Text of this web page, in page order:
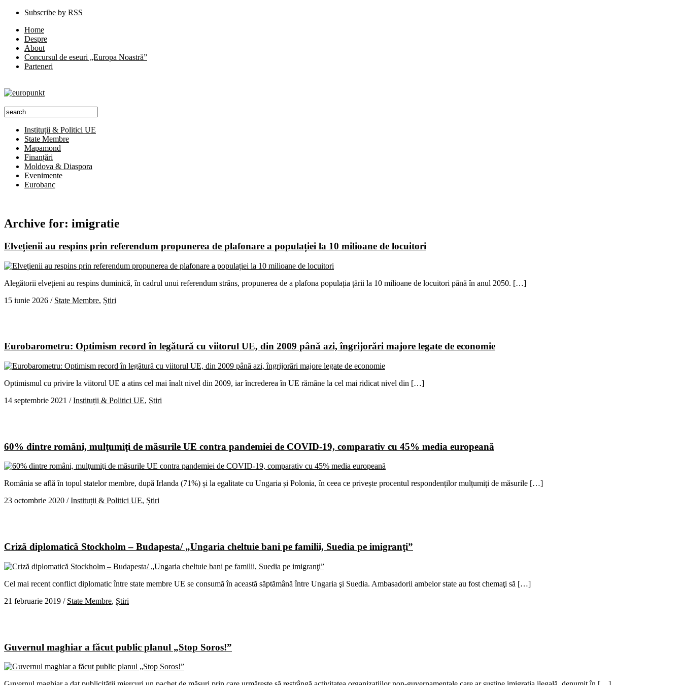
Subscribe by RSS
Home
Despre
About
Concursul de eseuri „Europa Noastră”
Parteneri
Instituții & Politici UE
State Membre
Mapamond
Finanțări
Moldova & Diaspora
Evenimente
Eurobanc
Archive for: imigratie
Elvețienii au respins prin referendum propunerea de plafonare a populației la 10 milioane de locuitori
Alegătorii elvețieni au respins duminică, în cadrul unui referendum strâns, propunerea de a plafona populația țării la 10 milioane de locuitori până în anul 2050. […]
15 iunie 2026 / State Membre, Știri
Eurobarometru: Optimism record în legătură cu viitorul UE, din 2009 până azi, îngrijorări majore legate de economie
Optimismul cu privire la viitorul UE a atins cel mai înalt nivel din 2009, iar încrederea în UE rămâne la cel mai ridicat nivel din […]
14 septembrie 2021 /Instituții & Politici UE, Știri
60% dintre români, mulţumiţi de măsurile UE contra pandemiei de COVID-19, comparativ cu 45% media europeană
România se află în topul statelor membre, după Irlanda (71%) și la egalitate cu Ungaria și Polonia, în ceea ce privește procentul respondenților mulțumiți de măsurile […]
23 octombrie 2020 /Instituții & Politici UE, Știri
Criză diplomatică Stockholm – Budapesta/ „Ungaria cheltuie bani pe familii, Suedia pe imigranţi”
Cel mai recent conflict diplomatic între state membre UE se consumă în această săptămână între Ungaria şi Suedia. Ambasadorii ambelor state au fost chemaţi să […]
21 februarie 2019 / State Membre, Știri
Guvernul maghiar a făcut public planul „Stop Soros!”